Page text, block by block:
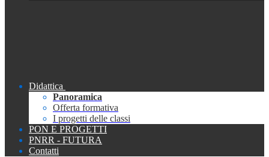
Didattica
Panoramica
Offerta formativa
I progetti delle classi
PON E PROGETTI
PNRR - FUTURA
Contatti